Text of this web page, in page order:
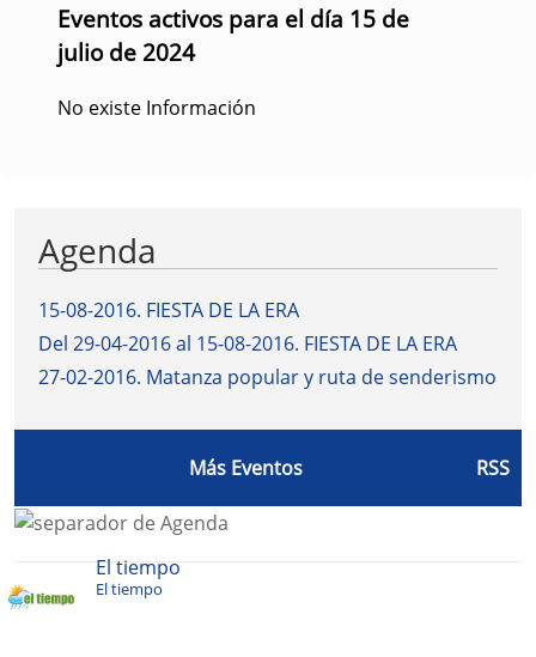
Eventos activos para el día 15 de
julio de 2024
No existe Información
Agenda
15-08-2016. FIESTA DE LA ERA
Del 29-04-2016 al 15-08-2016. FIESTA DE LA ERA
27-02-2016. Matanza popular y ruta de senderismo
Más Eventos RSS
El tiempo
El tiempo